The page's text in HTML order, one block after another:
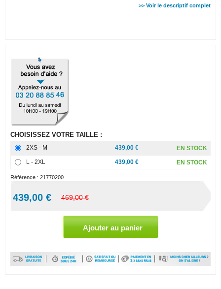
>> Voir le descriptif complet
CHOISISSEZ VOTRE TAILLE :
2XS - M 439,00 €
EN STOCK
L - 2XL
439,00 € EN STOCK
Référence : 21770200
439,00 € 469,00 €